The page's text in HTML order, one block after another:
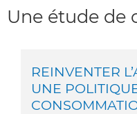
Une étude de
REINVENTER
UNE